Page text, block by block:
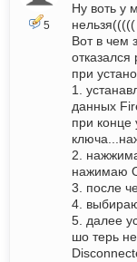
5
Ну воть у
нельзя(((((
Вот в чем
при
1.
данных
при конце
2.
нажимаю
3. после
4.
5. далее
шо терь